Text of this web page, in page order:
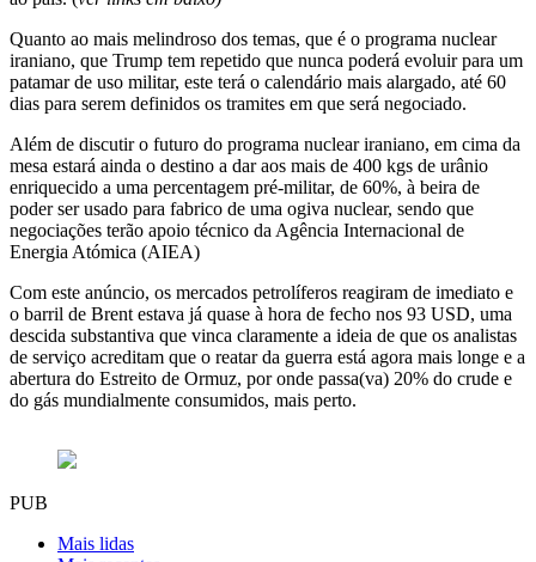
Quanto ao mais melindroso dos temas, que é o programa nuclear
iraniano, que Trump tem repetido que nunca poderá evoluir para um
patamar de uso militar, este terá o calendário mais alargado, até 60
dias para serem definidos os tramites em que será negociado.
Além de discutir o futuro do programa nuclear iraniano, em cima da
mesa estará ainda o destino a dar aos mais de 400 kgs de urânio
enriquecido a uma percentagem pré-militar, de 60%, à beira de
poder ser usado para fabrico de uma ogiva nuclear, sendo que
negociações terão apoio técnico da Agência Internacional de
Energia Atómica (AIEA)
Com este anúncio, os mercados petrolíferos reagiram de imediato e
o barril de Brent estava já quase à hora de fecho nos 93 USD, uma
descida substantiva que vinca claramente a ideia de que os analistas
de serviço acreditam que o reatar da guerra está agora mais longe e a
abertura do Estreito de Ormuz, por onde passa(va) 20% do crude e
do gás mundialmente consumidos, mais perto.
PUB
Mais lidas